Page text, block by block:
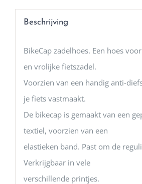
Beschrijving
BikeCap zadelhoes. Een hoes
en vrolijke fietszadel.
Voorzien van een handig anti-
je fiets vastmaakt.
De bikecap is gemaakt van een
textiel, voorzien van een
elastieken band. Past om de
Verkrijgbaar in vele
verschillende printjes.